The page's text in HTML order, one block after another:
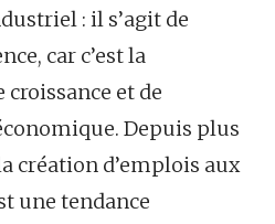
: il s’agit de
car c’est la
et de
Depuis plus
création d’emplois aux
une tendance